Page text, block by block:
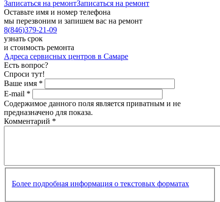
Записаться на ремонтЗаписаться на ремонт
Оставьте имя и номер телефона
мы перезвоним и запишем вас на ремонт
8(846)379-21-09
узнать срок
и стоимость ремонта
Адреса сервисных центров в Самаре
Есть вопрос?
Спроси тут!
Ваше имя *
E-mail *
Содержимое данного поля является приватным и не
предназначено для показа.
Комментарий *
Более подробная информация о текстовых форматах